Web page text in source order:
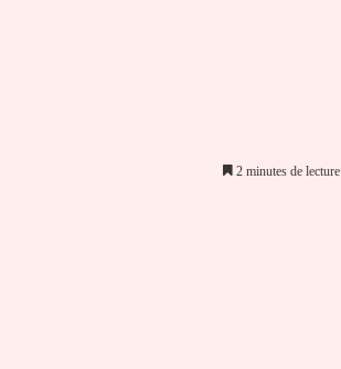
2 minutes de lecture